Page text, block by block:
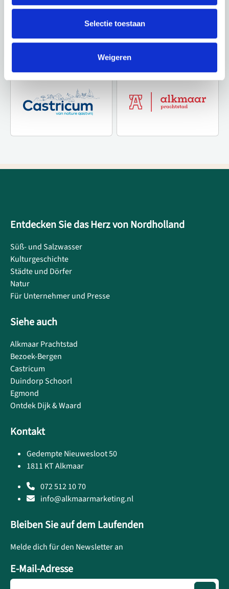
Selectie toestaan
Weigeren
Entdecken Sie das Herz von Nordholland
Süß- und Salzwasser
Kulturgeschichte
Städte und Dörfer
Natur
Für Unternehmer und Presse
Siehe auch
Alkmaar Prachtstad
Bezoek-Bergen
Castricum
Duindorp Schoorl
Egmond
Ontdek Dijk & Waard
Kontakt
Gedempte Nieuwesloot 50
1811 KT Alkmaar
072 512 10 70
info@alkmaarmarketing.nl
Bleiben Sie auf dem Laufenden
Melde dich für den Newsletter an
E-Mail-Adresse